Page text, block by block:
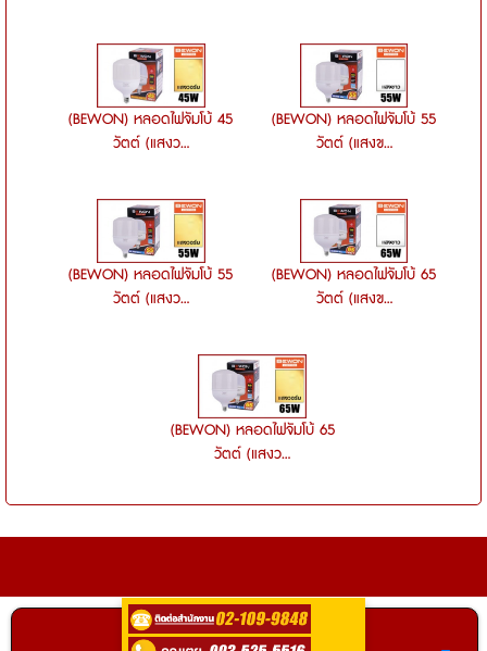
(BEWON) หลอดไฟจัมโบ้ 45
วัตต์ (แสงว...
(BEWON) หลอดไฟจัมโบ้ 55
วัตต์ (แสงข...
(BEWON) หลอดไฟจัมโบ้ 55
วัตต์ (แสงว...
(BEWON) หลอดไฟจัมโบ้ 65
วัตต์ (แสงข...
(BEWON) หลอดไฟจัมโบ้ 65
วัตต์ (แสงว...
ติดต่อ0935255516